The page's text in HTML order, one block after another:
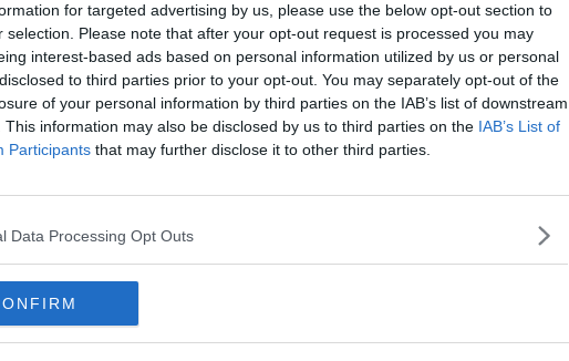
for targeted advertising by us, please use the below opt-out section to
selection. Please note that after your opt-out request is processed you may
interest-based ads based on personal information utilized by us or personal
to third parties prior to your opt-out. You may separately opt-out of the
of your personal information by third parties on the IAB’s list of downstream
This information may also be disclosed by us to third parties on the IAB’s List of
Participants that may further disclose it to other third parties.
Data Processing Opt Outs
i due revisori si presentarono di buonora. Attesero sul
Si misero a fumare nervosamente, osservati dalle mogli
accendersi una sigaretta.
passò accanto, e volutamente li ignorò. Entrò in caserma
dal Carabiniere di servizio alla porta. “Prima di ricevervi
di caserma.” disse il Carabiniere. “Le operazioni di che?”.
deve avviare la macchina dopo la pausa notturna.”
di Caserma” del Maresciallo c’era pure quella di dare un
A CASA I DUE REVISORI DEI CONTI”, annunciava
con tante inesattezze e fantasie narrative. Il Maresciallo fece
“Allora raccontatemi di questa vostra gita a Lampedusa.”
rispose il Pistoni. “Siamo scesi dall’aereo e ci siamo fatti
Pisana”. In quella zona non vi erano appartamenti liberi,
aeroporto “ O’ Scià” dove poi ci hanno trovato i
che Lampedusa è brutta?” protestò il Maresciallo.